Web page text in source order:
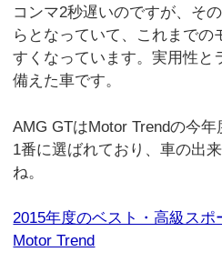
コンマ2秒遅いのですが、そ
らとなっていて、これまでの
すくなっています。実用性と
備えた車です。
AMG GTはMotor Trendの今
1番に選ばれており、車の出
ね。
2015年度のベスト・高級スポ
Motor Trend